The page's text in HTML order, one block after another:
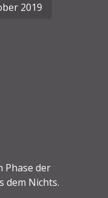
2019
Phase der
dem Nichts.